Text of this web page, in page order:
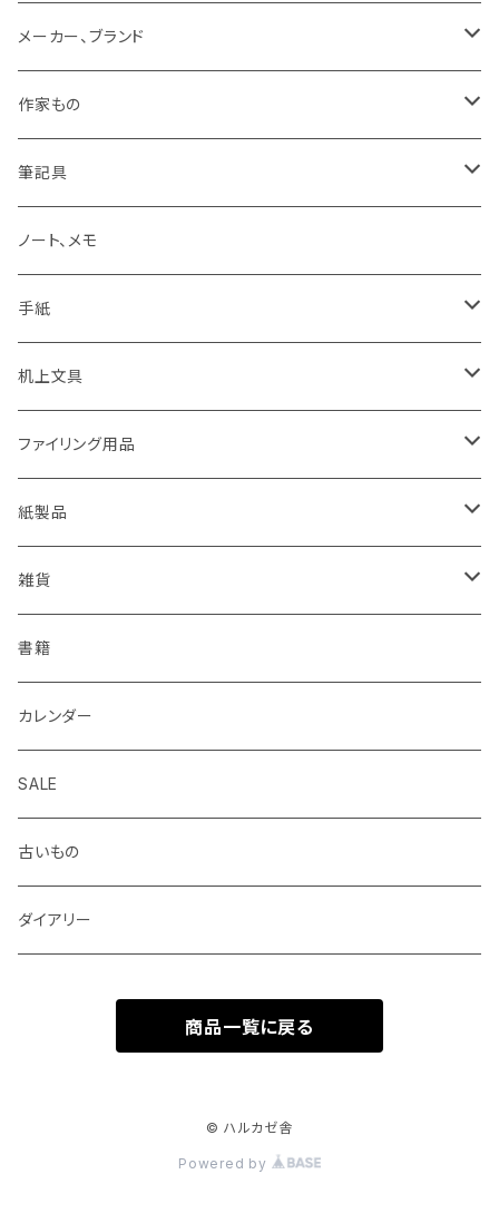
メーカー、ブランド
LAMY
Pelikan
KAWEKO
LYRA
rotling
Laufern
EISEN
KOHINOOR
Helix
BIC
centropen
AUTOPOINT
PARKER
作家もの
オギハラナミ
Noritake
カキノジン
フジワラリツ
kanaexpress
久奈屋
はらぺこめがね
ALASKA BUNGU
ノラヤ
杉本ふみ
みやしたゆみ
池田久美子
筆記具
鉛筆まわり
ボールペン
カラーペン
シャープペンシル、芯ホルダー
万年筆
色鉛筆、クレヨン
ノート、メモ
手紙
ポストカード
ミニカード
便箋、一筆箋
封筒、ポチ袋
机上文具
糊、テープ、テープカッター
ハンコ、スタンプ、スタンプ台
ハサミ、カッター、カッティングマット
修正液、修正テープ
パンチ、ステープラー
定規、テンプレート
クリップ、割ピン、画鋲、輪ゴム、状差し
消しゴム
ファイリング用品
クリップボード
ファイル、カルトン
スクラップブック、アルバム
紙製品
伝票、領収書、納品書
メモカード、ラベルブック
マスキングテープ
付箋、シール
包装紙、紙袋
チケット、マッチラベル、切手
雑貨
ペンケース、お財布、ポーチ、カードケース
ブックカバー、栞、ブックスタンド
バッグ
バッジ、ブローチ、キーホルダー
ハンカチ、手ぬぐい
書籍
カレンダー
SALE
古いもの
ダイアリー
商品一覧に戻る
© ハルカゼ舎
Powered by